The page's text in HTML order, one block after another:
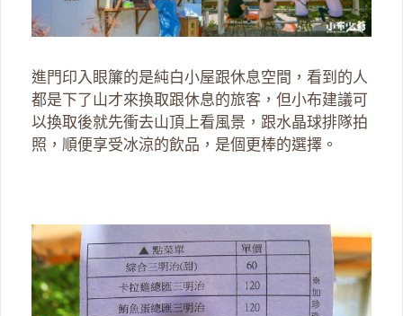
進門印入眼簾的是純白小屋跟休息空間，看到的人
都是下了山才來換取跟休息的旅客，但小布建議可
以換取後就先衝去山頂上看風景，跟水晶球排隊拍
照，順便享受冰涼的飲品，是個更棒的選擇。